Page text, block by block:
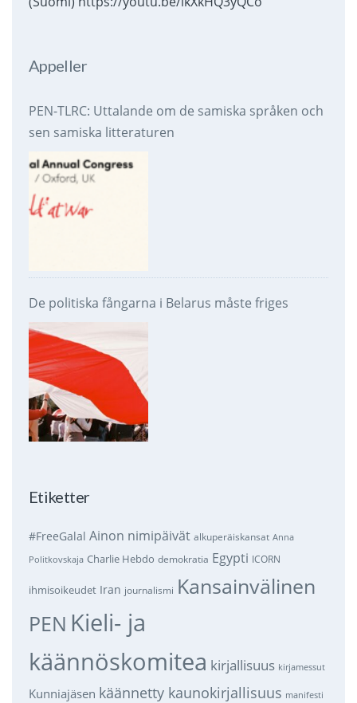
Appeller
PEN-TLRC: Uttalande om de samiska språken och
sen samiska litteraturen
De politiska fångarna i Belarus måste friges
Etiketter
#FreeGalal Ainon nimipäivät alkuperäiskansat Anna
Politkovskaja Charlie Hebdo demokratia Egypti ICORN
ihmisoikeudet Iran journalismi Kansainvälinen
PEN Kieli- ja
käännöskomitea kirjallisuus kirjamessut
Kunniajäsen käännetty kaunokirjallisuus manifesti